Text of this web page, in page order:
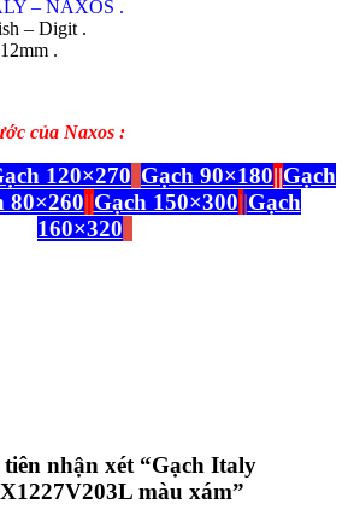
– NAXOS .
– Digit .
.
của Naxos :
120×270 Gạch 90×180||Gạch
80×260||Gạch 150×300||Gạch
160×320
nhận xét “Gạch Italy
màu xám”